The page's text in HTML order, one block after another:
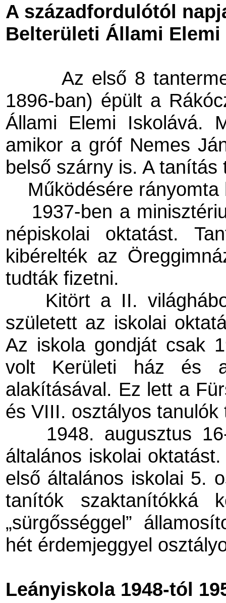
A századfordulótól
Belterületi Állami Elemi
Az első 8
1896-ban) épült a
Állami Elemi Iskolává.
amikor a gróf Nemes
belső szárny is. A
Működésére
1937-ben a
népiskolai oktatást.
kibérelték az
tudták fizetni.
Kitört a II.
született az iskolai
Az iskola gondját csak
volt Kerületi ház és
alakításával. Ez lett a
és VIII. osztályos tanulók
1948. augusztus
általános iskolai
első általános iskolai 5.
tanítók szaktanítókká
„sürgősséggel”
hét érdemjeggyel
Leányiskola 1948-tól